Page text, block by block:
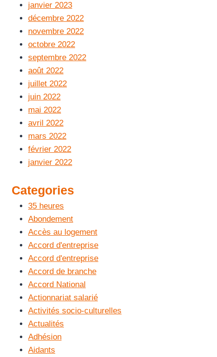
janvier 2023
décembre 2022
novembre 2022
octobre 2022
septembre 2022
août 2022
juillet 2022
juin 2022
mai 2022
avril 2022
mars 2022
février 2022
janvier 2022
Categories
35 heures
Abondement
Accès au logement
Accord d'entreprise
Accord d'entreprise
Accord de branche
Accord National
Actionnariat salarié
Activités socio-culturelles
Actualités
Adhésion
Aidants